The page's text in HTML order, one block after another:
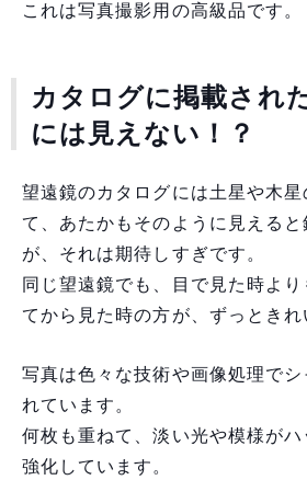
これは写真撮影用の高級品です。
カタログに掲載され
には見えない！？
望遠鏡のカタログには土星や木
て、あたかもそのように見える
が、それは期待しすぎです。
同じ望遠鏡でも、目で見た時よ
てから見た時の方が、ずっときれ
写真は色々な技術や画像処理でシ
れています。
何枚も重ねて、淡い光や模様がハ
強化しています。